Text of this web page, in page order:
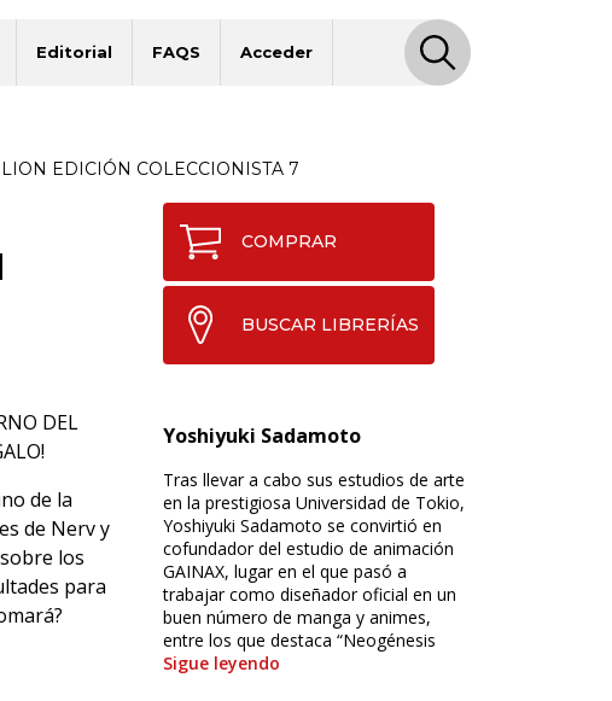
Editorial FAQS Acceder
EDICIÓN COLECCIONISTA 7
DEL
de la
de Nerv y
los
para
COMPRAR
BUSCAR LIBRERÍAS
Yoshiyuki Sadamoto
Tras llevar a cabo sus estudios de arte
en la prestigiosa Universidad de Tokio,
Yoshiyuki Sadamoto se convirtió en
cofundador del estudio de animación
GAINAX, lugar en el que pasó a
trabajar como diseñador oficial en un
buen número de manga y animes,
entre los que destaca “Neogénesis
Sigue leyendo